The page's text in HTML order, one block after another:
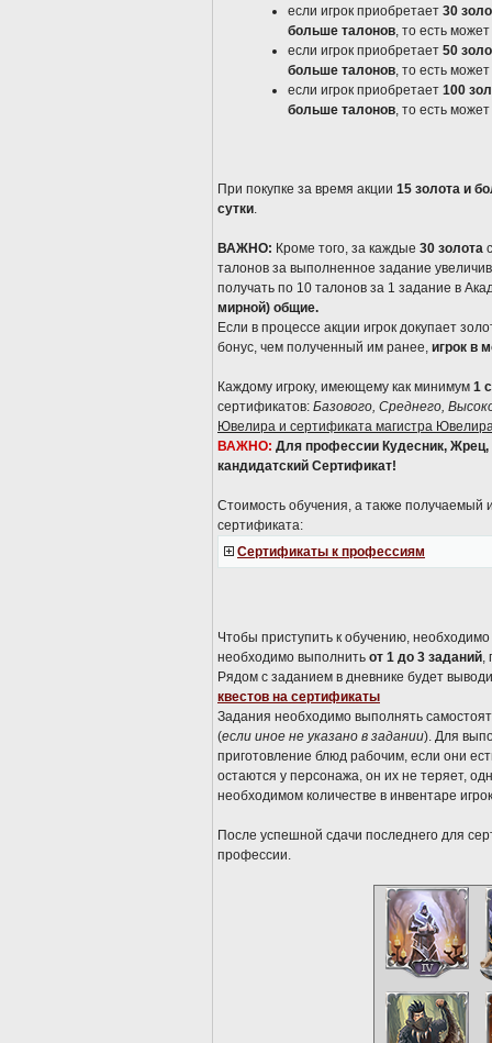
если игрок приобретает 30
больше талонов, то есть
если игрок приобретает 50
больше талонов, то есть
если игрок приобретает 100
больше талонов, то есть
При покупке за время акции 15 золота и
сутки.
ВАЖНО: Кроме того, за каждые 30 золота
талонов за выполненное задание
получать по 10 талонов за 1 задание в
мирной) общие.
Если в процессе акции игрок докупает
бонус, чем полученный им ранее, игрок в
Каждому игроку, имеющему как минимум 1
сертификатов: Базового, Среднего,
Ювелира и сертификата магистра
ВАЖНО: Для профессии Кудесник,
кандидатский Сертификат!
Стоимость обучения, а также получаемый
сертификата:
Сертификаты к профессиям
Чтобы приступить к обучению,
необходимо выполнить от 1 до 3 заданий,
Рядом с заданием в дневнике будет
квестов на сертификаты
Задания необходимо выполнять
(если иное не указано в задании). Для
приготовление блюд рабочим, если они
остаются у персонажа, он их не теряет,
необходимом количестве в инвентаре
После успешной сдачи последнего для
профессии.